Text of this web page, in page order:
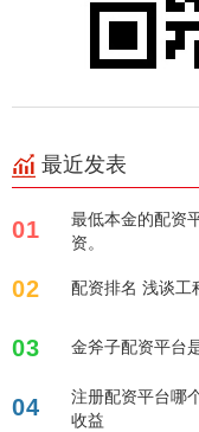
最近发表
01
最低本金的配资
资。
02 配资排名 浅谈工
03 金斧子配资平台
04
注册配资平台哪
收益